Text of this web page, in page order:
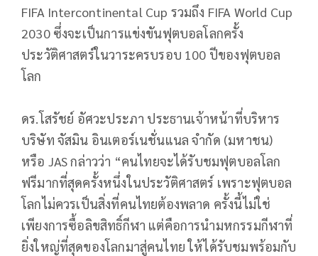
FIFA Intercontinental Cup รวมถึง FIFA World Cup
2030 ซึ่งจะเป็นการแข่งขันฟุตบอลโลกครั้ง
ประวัติศาสตร์ในวาระครบรอบ 100 ปีของฟุตบอล
โลก
ดร.โสรัชย์ อัศวะประภา ประธานเจ้าหน้าที่บริหาร
บริษัท จัสมิน อินเตอร์เนชั่นแนล จำกัด (มหาชน)
หรือ JAS กล่าวว่า “คนไทยจะได้รับชมฟุตบอลโลก
ฟรีมากที่สุดครั้งหนึ่งในประวัติศาสตร์ เพราะฟุตบอล
โลกไม่ควรเป็นสิ่งที่คนไทยต้องพลาด ครั้งนี้ไม่ใช่
เพียงการซื้อลิขสิทธิ์กีฬา แต่คือการนำมหกรรมกีฬาที่
ยิ่งใหญ่ที่สุดของโลกมาสู่คนไทย ให้ได้รับชมพร้อมกับ